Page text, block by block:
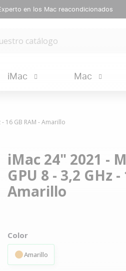
en los Mac reacondicionados
iMac Mac
- 16 GB RAM - Amarillo
iMac 24" 2021 -
GPU 8 - 3,2 GHz
Amarillo
Color
Amarillo